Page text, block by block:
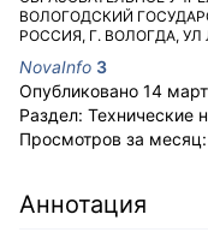
ВОЛОГОДСКИЙ
РОССИЯ, Г. ВОЛОГДА, УЛ
NovaInfo 3
Опубликовано 14
Раздел: Технические
Просмотров за месяц:
Аннотация